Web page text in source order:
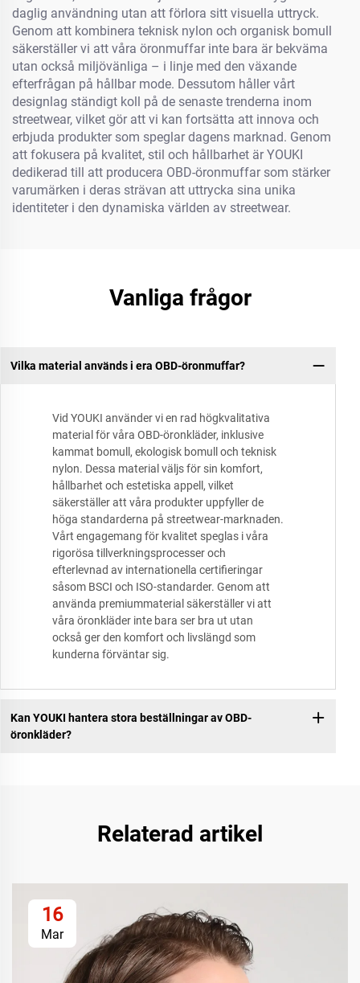
daglig användning utan att förlora sitt visuella uttryck.
Genom att kombinera teknisk nylon och organisk bomull
säkerställer vi att våra öronmuffar inte bara är bekväma
utan också miljövänliga – i linje med den växande
efterfrågan på hållbar mode. Dessutom håller vårt
designlag ständigt koll på de senaste trenderna inom
streetwear, vilket gör att vi kan fortsätta att innova och
erbjuda produkter som speglar dagens marknad. Genom
att fokusera på kvalitet, stil och hållbarhet är YOUKI
dedikerad till att producera OBD-öronmuffar som stärker
varumärken i deras strävan att uttrycka sina unika
identiteter i den dynamiska världen av streetwear.
Vanliga frågor
Vilka material används i era OBD-öronmuffar?
Vid YOUKI använder vi en rad högkvalitativa
material för våra OBD-öronkläder, inklusive
kammat bomull, ekologisk bomull och teknisk
nylon. Dessa material väljs för sin komfort,
hållbarhet och estetiska appell, vilket
säkerställer att våra produkter uppfyller de
höga standarderna på streetwear-marknaden.
Vårt engagemang för kvalitet speglas i våra
rigorösa tillverkningsprocesser och
efterlevnad av internationella certifieringar
såsom BSCI och ISO-standarder. Genom att
använda premiummaterial säkerställer vi att
våra öronkläder inte bara ser bra ut utan
också ger den komfort och livslängd som
kunderna förväntar sig.
Kan YOUKI hantera stora beställningar av OBD-
öronkläder?
Relaterad artikel
16
Mar